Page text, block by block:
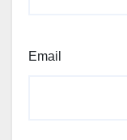
Email